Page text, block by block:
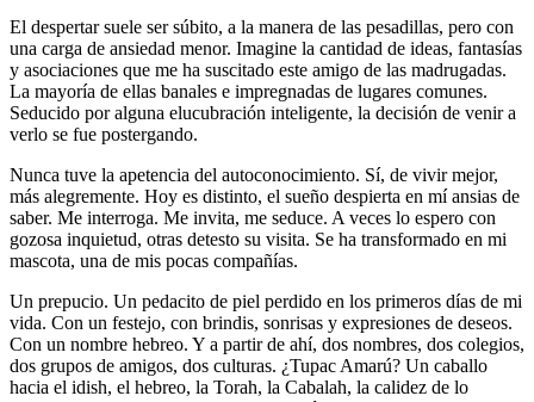
El despertar suele ser súbito, a la manera de las pesadillas, pero con
una carga de ansiedad menor. Imagine la cantidad de ideas, fantasías
y asociaciones que me ha suscitado este amigo de las madrugadas.
La mayoría de ellas banales e impregnadas de lugares comunes.
Seducido por alguna elucubración inteligente, la decisión de venir a
verlo se fue postergando.
Nunca tuve la apetencia del autoconocimiento. Sí, de vivir mejor,
más alegremente. Hoy es distinto, el sueño despierta en mí ansias de
saber. Me interroga. Me invita, me seduce. A veces lo espero con
gozosa inquietud, otras detesto su visita. Se ha transformado en mi
mascota, una de mis pocas compañías.
Un prepucio. Un pedacito de piel perdido en los primeros días de mi
vida. Con un festejo, con brindis, sonrisas y expresiones de deseos.
Con un nombre hebreo. Y a partir de ahí, dos nombres, dos colegios,
dos grupos de amigos, dos culturas. ¿Tupac Amarú? Un caballo
hacia el idish, el hebreo, la Torah, la Cabalah, la calidez de lo